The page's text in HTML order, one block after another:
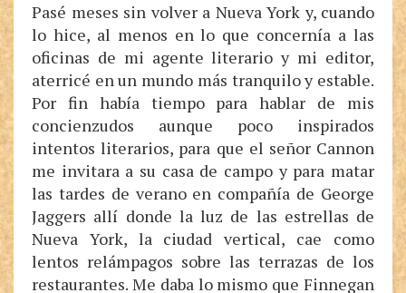
Pasé meses sin volver a Nueva York y, cuando
lo hice, al menos en lo que concernía a las
oficinas de mi agente literario y mi editor,
aterricé en un mundo más tranquilo y estable.
Por fin había tiempo para hablar de mis
concienzudos aunque poco inspirados
intentos literarios, para que el señor Cannon
me invitara a su casa de campo y para matar
las tardes de verano en compañía de George
Jaggers allí donde la luz de las estrellas de
Nueva York, la ciudad vertical, cae como
lentos relámpagos sobre las terrazas de los
restaurantes. Me daba lo mismo que Finnegan